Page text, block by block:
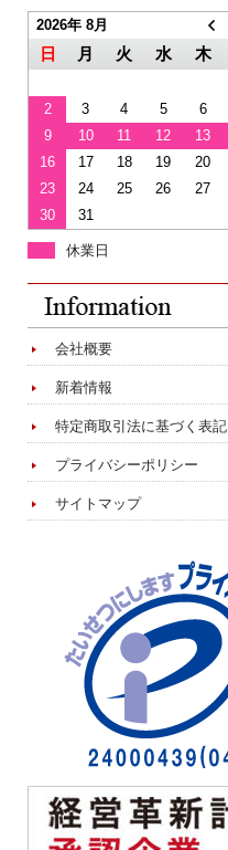
2026年 8月
日 月 火 水 木
2
3 4 5 6
9
10 11 12 13
16
17 18 19 20
23
24 25 26 27
30
31
休業日
会社概要
新着情報
特定商取引法に基づく表記
プライバシーポリシー
サイトマップ